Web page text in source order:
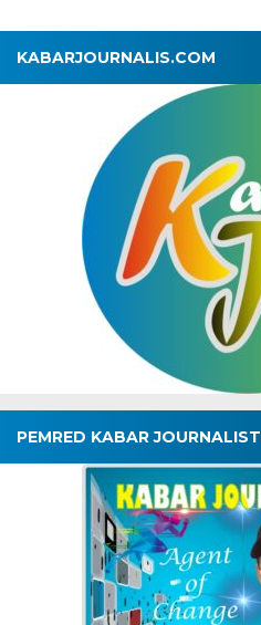
KABARJOURNALIS.COM
PEMRED KABAR JOURNALIST